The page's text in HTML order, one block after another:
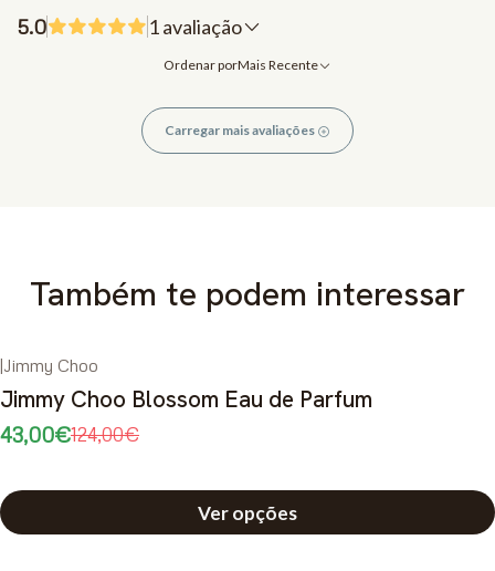
5.0 1 avaliação
Ordenar porMais Recente
Carregar mais avaliações
Também te podem interessar
DESCONTO
|Jimmy Choo
Jimmy Choo Blossom Eau de Parfum
43,00€124,00€
Ver opções